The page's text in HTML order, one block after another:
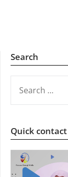
Search
FOR:
Quick